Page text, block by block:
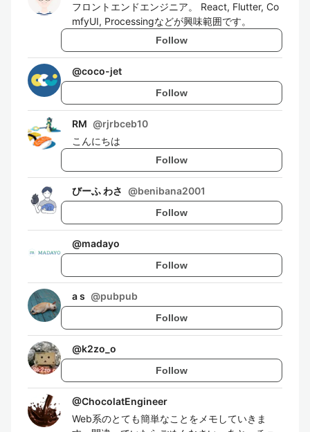
フロントエンドエンジニア。 React, Flutter, Co
mfyUI, Processingなどが興味範囲です。
Follow
@coco-jet
Follow
RM @rjrbceb10
こんにちは
Follow
びーふ わさ @benibana2001
Follow
@madayo
Follow
a s @pubpub
Follow
@k2zo_o
Follow
@ChocolatEngineer
Web系のとても簡単なことをメモしていきま